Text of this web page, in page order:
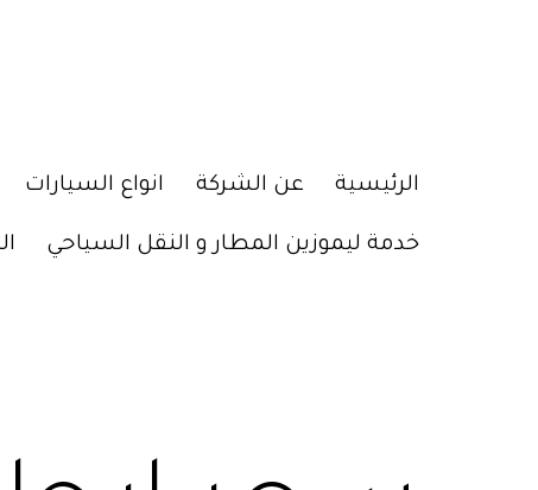
الرئيسية عن الشركة انواع السيارات
خدمة ليموزين المطار و النقل السياحي